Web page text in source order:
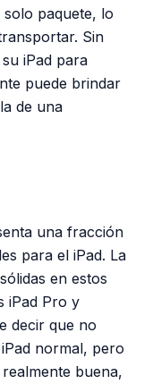
paquete, lo
Sin
iPad para
puede brindar
de una
una fracción
para el iPad. La
en estos
iPad Pro y
decir que no
normal, pero
buena,